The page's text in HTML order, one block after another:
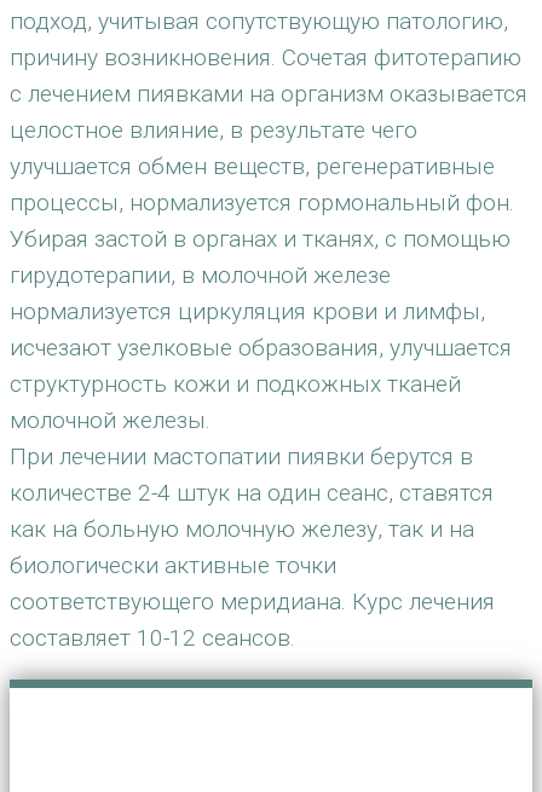
подход, учитывая сопутствующую патологию,
причину возникновения. Сочетая фитотерапию
с лечением пиявками на организм оказывается
целостное влияние, в результате чего
улучшается обмен веществ, регенеративные
процессы, нормализуется гормональный фон.
Убирая застой в органах и тканях, с помощью
гирудотерапии, в молочной железе
нормализуется циркуляция крови и лимфы,
исчезают узелковые образования, улучшается
структурность кожи и подкожных тканей
молочной железы.
При лечении мастопатии пиявки берутся в
количестве 2-4 штук на один сеанс, ставятся
как на больную молочную железу, так и на
биологически активные точки
соответствующего меридиана. Курс лечения
составляет 10-12 сеансов.